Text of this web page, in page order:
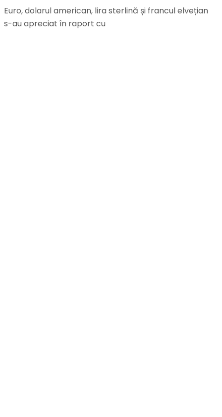
Euro, dolarul american, lira sterlină și francul elvețian
s-au apreciat în raport cu